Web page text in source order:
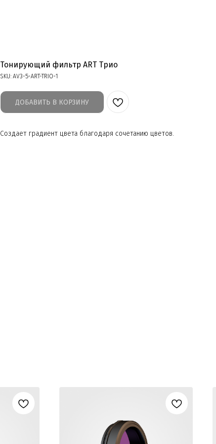
Тонирующий фильтр ART Трио
SKU: AV3-5-ART-TRIO-1
ДОБАВИТЬ В КОРЗИНУ
Создает градиент цвета благодаря сочетанию цветов.